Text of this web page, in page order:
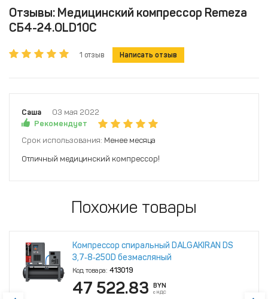
Отзывы: Медицинский компрессор Remeza
СБ4-24.OLD10C
1 отзыв Написать отзыв
Саша
03 мая 2022
Рекомендует
Срок использования: Менее месяца
Отличный медицинский компрессор!
Похожие товары
Компрессор спиральный DALGAKIRAN DS
3,7‑8‑250D безмасляный
Код товара: 413019
47 522.83 BYN
с НДС